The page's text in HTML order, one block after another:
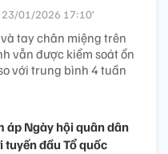
23/01/2026 17:10’
tay chân miệng trên
vẫn được kiểm soát ổn
với trung bình 4 tuần
áp Ngày hội quân dân
tuyến đầu Tổ quốc